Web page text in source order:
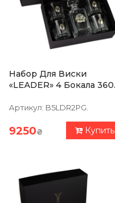
Набор Для Виски
«LEADER» 4 Бокала 360
Хрусталь С Платиной,
Артикул: B5LDR2PG.
9250₴ Купить